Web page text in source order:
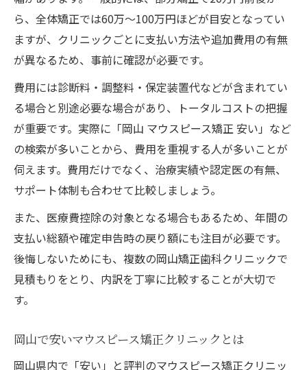
ら、全体矯正では60万～100万円ほどが目安となってい
ますが、クリニックごとに支払い方法や追加費用の有無
が異なるため、事前に確認が必要です。
費用には診断料・調整料・保定装置代などが含まれてい
る場合と別途必要な場合があり、トータルコストの把握
が重要です。実際に「岡山 マウスピース矯正 安い」など
の検索が多いことから、費用を重視する人が多いことが
伺えます。費用だけでなく、治療実績や認定医の有無、
サポート体制も合わせて比較しましょう。
また、医療費控除の対象となる場合もあるため、年間の
支払い総額や確定申告時の戻り額にも注目が必要です。
後悔しないためにも、複数の岡山矯正歯科クリニックで
見積もりをとり、内訳を丁寧に比較することが大切で
す。
岡山で安いマウスピース矯正クリニックとは
岡山県内で「安い」と評判のマウスピース矯正クリニッ